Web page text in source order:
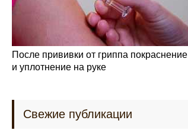
После прививки от гриппа покраснение
и уплотнение на руке
Свежие публикации